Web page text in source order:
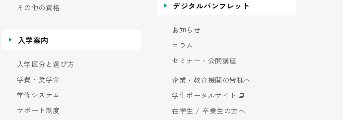
その他の資格
入学案内
入学区分と選び方
学費・奨学金
学修システム
サポート制度
デジタルパンフレット
お知らせ
コラム
セミナー・公開講座
企業・教育機関の皆様へ
学生ポータルサイト
在学生 / 卒業生の方へ